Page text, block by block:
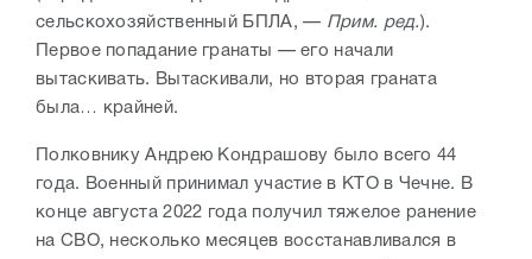
сельскохозяйственный БПЛА, — Прим. ред.).
Первое попадание гранаты — его начали
вытаскивать. Вытаскивали, но вторая граната
была… крайней.
Полковнику Андрею Кондрашову было всего 44
года. Военный принимал участие в КТО в Чечне. В
конце августа 2022 года получил тяжелое ранение
на СВО, несколько месяцев восстанавливался в